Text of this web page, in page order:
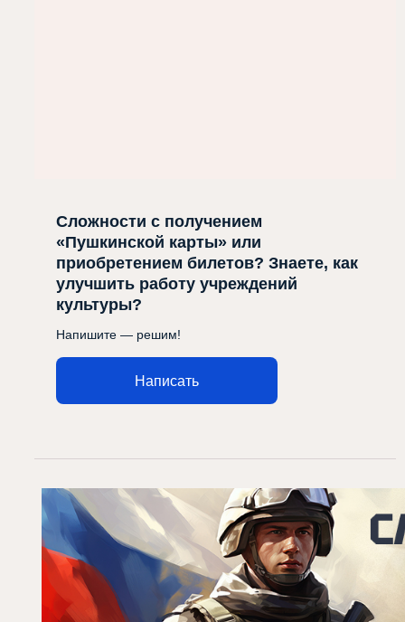
Сложности с получением
«Пушкинской карты» или
приобретением билетов? Знаете, как
улучшить работу учреждений
культуры?
Напишите — решим!
Написать